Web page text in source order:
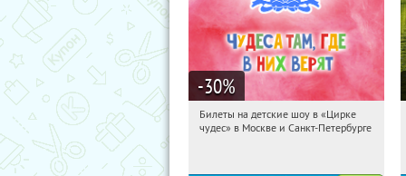
-30%
10:20:22 Получили:3285
Билеты на детские шоу в «Цирке
чудес» в Москве и Санкт-Петербурге